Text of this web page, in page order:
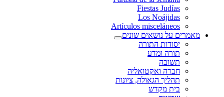
Fiestas Judías
Los Noájidas
Artículos misceláneos
מאמרים על נושאים שונים
יסודות התורה
תורה ומדע
תשובה
חברה ואקטואליה
תהליך הגאולה, ציונות
בית מקדש